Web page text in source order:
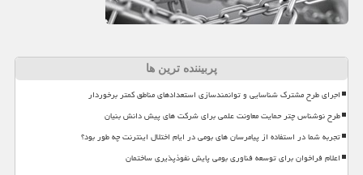
پربیننده ترین ها
اجرای طرح مشترک شناسایی و توانمندسازی استعدادهای مناطق کمتر برخوردار
طرح نوشناس چتر حمایت معاونت علمی برای شرکت های پیش دانش بنیان
تجربه شما در استفاده از پیامرسان های بومی در ایام اختلال اینترنت چه طور بود؟
اعلام فراخوان برای توسعه فناوری بومی پایش نفوذپذیری ساختمان